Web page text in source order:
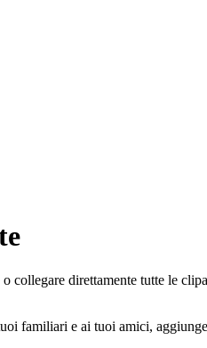
direttamente tutte le
familiari e ai tuoi amici,